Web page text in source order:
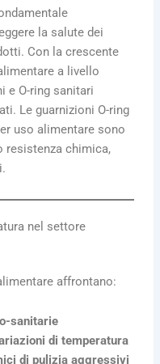
la salute dei
Con la crescente
a livello
e O-ring sanitari
Le guarnizioni O-ring
uso alimentare sono
resistenza chimica,
nel settore
affrontano:
sanitarie
di temperatura
di pulizia aggressivi